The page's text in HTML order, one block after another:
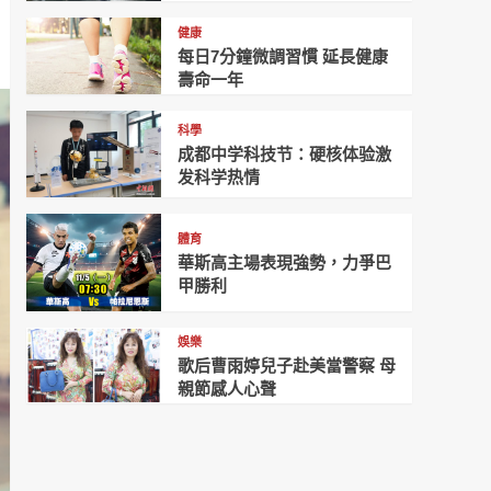
健康
每日7分鐘微調習慣 延長健康
壽命一年
科學
成都中学科技节：硬核体验激
发科学热情
體育
華斯高主場表現強勢，力爭巴
甲勝利
娛樂
歌后曹雨婷兒子赴美當警察 母
親節感人心聲